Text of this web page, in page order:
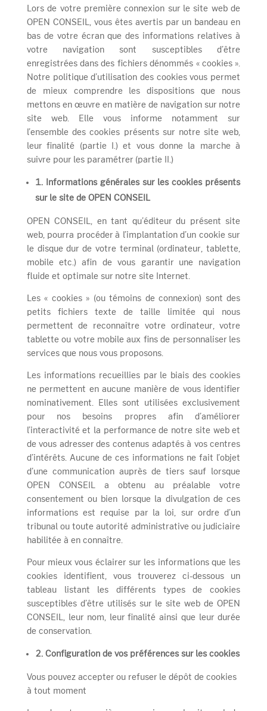
Lors de votre première connexion sur le site web de
OPEN CONSEIL, vous êtes avertis par un bandeau en
bas de votre écran que des informations relatives à
votre navigation sont susceptibles d’être
enregistrées dans des fichiers dénommés « cookies ».
Notre politique d’utilisation des cookies vous permet
de mieux comprendre les dispositions que nous
mettons en œuvre en matière de navigation sur notre
site web. Elle vous informe notamment sur
l’ensemble des cookies présents sur notre site web,
leur finalité (partie I.) et vous donne la marche à
suivre pour les paramétrer (partie II.)
1. Informations générales sur les cookies présents
sur le site de OPEN CONSEIL
OPEN CONSEIL, en tant qu’éditeur du présent site
web, pourra procéder à l’implantation d’un cookie sur
le disque dur de votre terminal (ordinateur, tablette,
mobile etc.) afin de vous garantir une navigation
fluide et optimale sur notre site Internet.
Les « cookies » (ou témoins de connexion) sont des
petits fichiers texte de taille limitée qui nous
permettent de reconnaître votre ordinateur, votre
tablette ou votre mobile aux fins de personnaliser les
services que nous vous proposons.
Les informations recueillies par le biais des cookies
ne permettent en aucune manière de vous identifier
nominativement. Elles sont utilisées exclusivement
pour nos besoins propres afin d’améliorer
l’interactivité et la performance de notre site web et
de vous adresser des contenus adaptés à vos centres
d’intérêts. Aucune de ces informations ne fait l’objet
d’une communication auprès de tiers sauf lorsque
OPEN CONSEIL a obtenu au préalable votre
consentement ou bien lorsque la divulgation de ces
informations est requise par la loi, sur ordre d’un
tribunal ou toute autorité administrative ou judiciaire
habilitée à en connaître.
Pour mieux vous éclairer sur les informations que les
cookies identifient, vous trouverez ci-dessous un
tableau listant les différents types de cookies
susceptibles d’être utilisés sur le site web de OPEN
CONSEIL, leur nom, leur finalité ainsi que leur durée
de conservation.
2. Configuration de vos préférences sur les cookies
Vous pouvez accepter ou refuser le dépôt de cookies
à tout moment